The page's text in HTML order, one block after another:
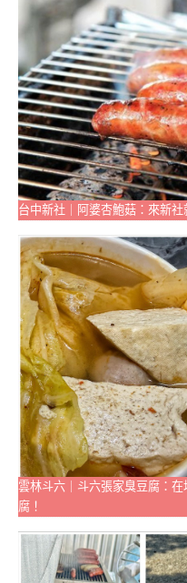
台中新社｜阿婆杏鮑菇：來新
雲林斗六｜斗六張家臭豆腐：
腐！